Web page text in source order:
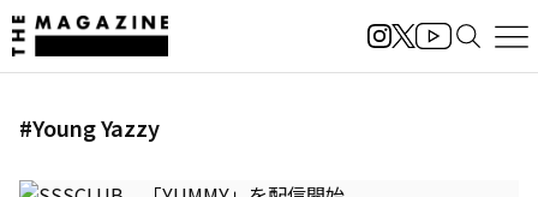
#Young Yazzy